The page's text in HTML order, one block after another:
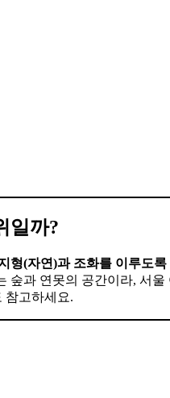
일까?
형(자연)과 조화를 이루도록
숲과 연못의 공간이라, 서울
참고하세요.